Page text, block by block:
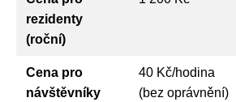
rezidenty
(roční)
Cena pro
návštěvníky
40 Kč/hodina
(bez oprávnění)